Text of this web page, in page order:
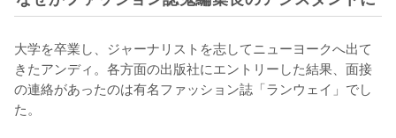
大学を卒業し、ジャーナリストを志してニューヨークへ出て
きたアンディ。各方面の出版社にエントリーした結果、面接
の連絡があったのは有名ファッション誌「ランウェイ」でし
た。